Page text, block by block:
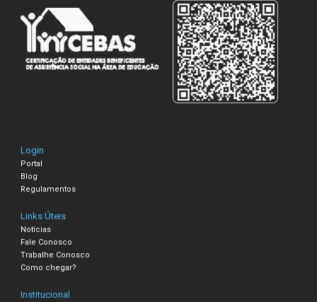
Login
Portal
Blog
Regulamentos
Links Úteis
Notícias
Fale Conosco
Trabalhe Conosco
Como chegar?
Institucional